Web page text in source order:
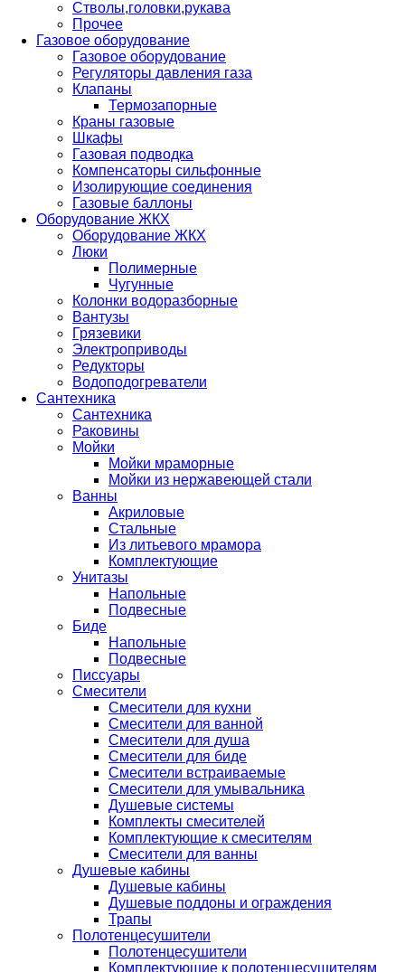
Стволы,головки,рукава
Прочее
Газовое оборудование
Газовое оборудование
Регуляторы давления газа
Клапаны
Термозапорные
Краны газовые
Шкафы
Газовая подводка
Компенсаторы сильфонные
Изолирующие соединения
Газовые баллоны
Оборудование ЖКХ
Оборудование ЖКХ
Люки
Полимерные
Чугунные
Колонки водоразборные
Вантузы
Грязевики
Электроприводы
Редукторы
Водоподогреватели
Сантехника
Сантехника
Раковины
Мойки
Мойки мраморные
Мойки из нержавеющей стали
Ванны
Акриловые
Стальные
Из литьевого мрамора
Комплектующие
Унитазы
Напольные
Подвесные
Биде
Напольные
Подвесные
Писсуары
Смесители
Смесители для кухни
Смесители для ванной
Смесители для душа
Смесители для биде
Смесители встраиваемые
Смесители для умывальника
Душевые системы
Комплекты смесителей
Комплектующие к смесителям
Смесители для ванны
Душевые кабины
Душевые кабины
Душевые поддоны и ограждения
Трапы
Полотенцесушители
Полотенцесушители
Комплектующие к полотенцесушителям